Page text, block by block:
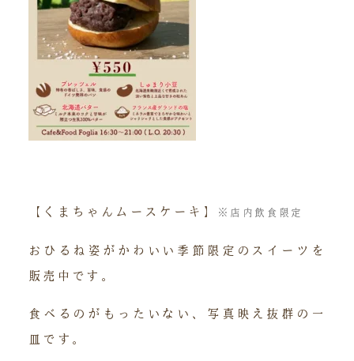
【くまちゃんムースケーキ】 ※店内飲食限定
おひるね姿がかわいい季節限定のスイーツを
販売中です。
食べるのがもったいない、写真映え抜群の一
皿です。